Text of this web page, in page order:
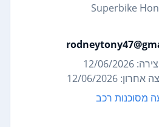
06/2026
12/06/2026
מסוכנות רכב